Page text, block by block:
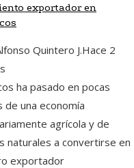
exportador en
Quintero J.Hace 2
ha pasado en pocas
de una economía
agrícola y de
naturales a convertirse en
exportador